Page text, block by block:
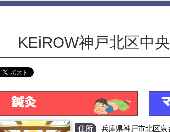
KEiROW神戸北区中
住所
兵庫県神戸市北区泉